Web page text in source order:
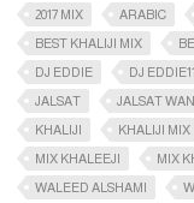
2017 MIX ARABIC
BEST KHALIJI MIX
DJ EDDIE
DJ EDDIE11
JALSAT
JALSAT
KHALIJI
KHALIJI MIX
MIX KHALEEJI
MIX
WALEED ALSHAMI